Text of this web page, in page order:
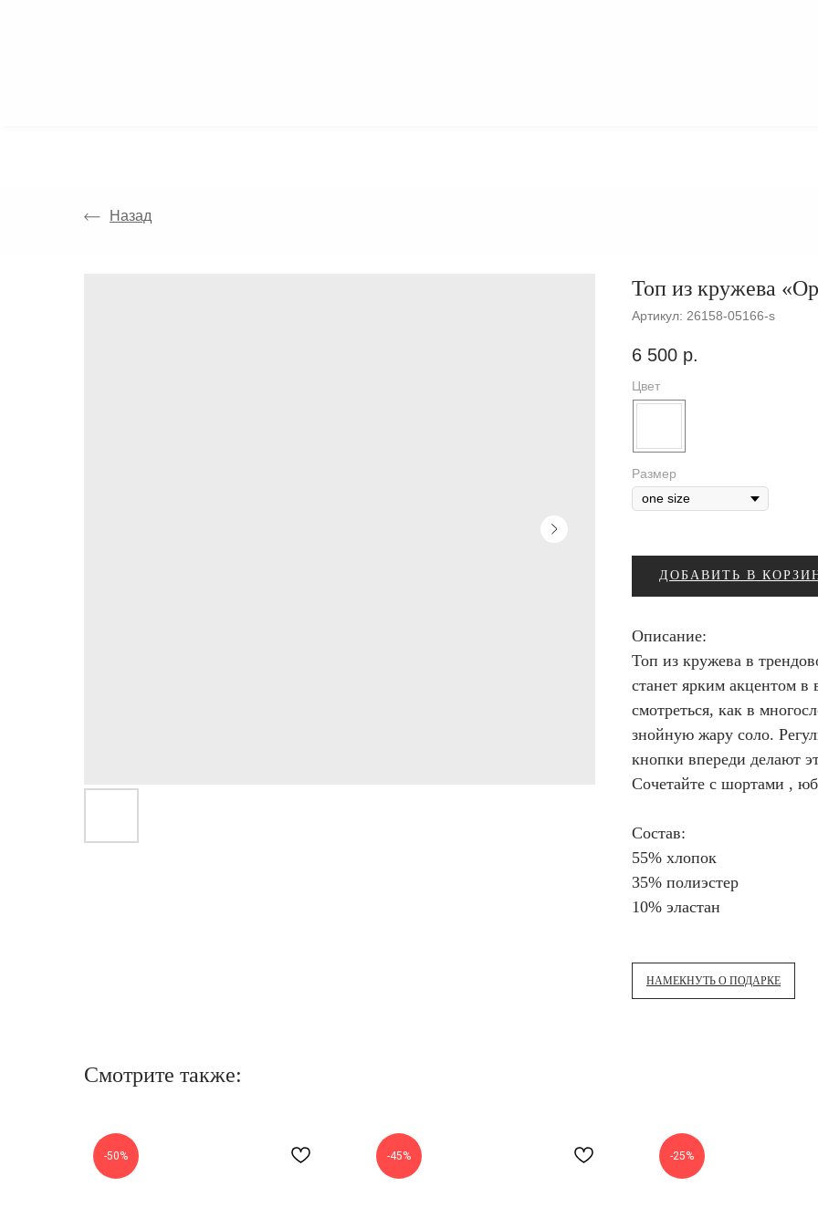
Назад
Топ из кружева
Артикул: 26158-05166-s
6 500 р.
Цвет
Размер
ДОБАВИТЬ В
Описание:
Топ из кружева в
станет ярким акцентом в
смотреться, как в
знойную жару соло.
кнопки впереди делают
Сочетайте с шортами ,
Состав:
55% хлопок
35% полиэстер
10% эластан
НАМЕКНУТЬ О ПОДАРКЕ
Смотрите также:
-50% -45% -25%